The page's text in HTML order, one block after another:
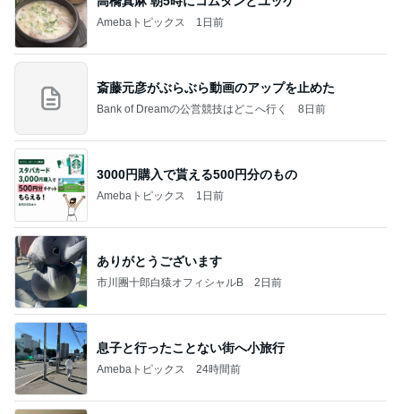
Amebaトピックス 1日前
斎藤元彦がぶらぶら動画のアップを止めた
Bank of Dreamの公営競技はどこへ行く 8日前
3000円購入で貰える500円分のもの
Amebaトピックス 1日前
ありがとうございます
市川團十郎白猿オフィシャルB 2日前
息子と行ったことない街へ小旅行
Amebaトピックス 24時間前